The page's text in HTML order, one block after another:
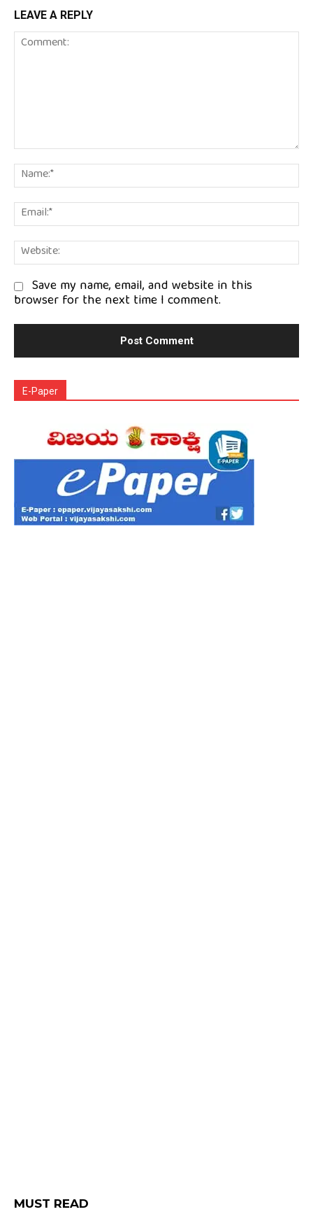
LEAVE A REPLY
Comment:
Save my name, email, and website in this
browser for the next time I comment.
E-Paper
MUST READ